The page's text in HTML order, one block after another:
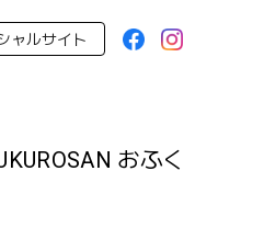
ャルサイト
おふく